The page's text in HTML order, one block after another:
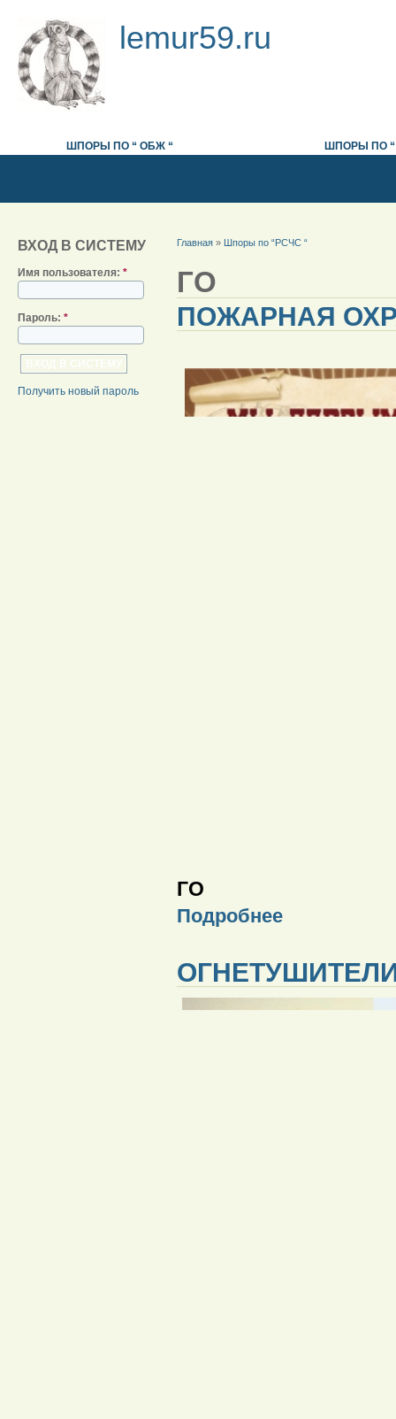
lemur59.ru
ШПОРЫ ПО “ ОБЖ “ ШПОРЫ ПО “
ВХОД В СИСТЕМУ
Имя пользователя: *
Пароль: *
Получить новый пароль
Главная » Шпоры по “РСЧС “
ГО
ПОЖАРНАЯ
ГО
Подробнее